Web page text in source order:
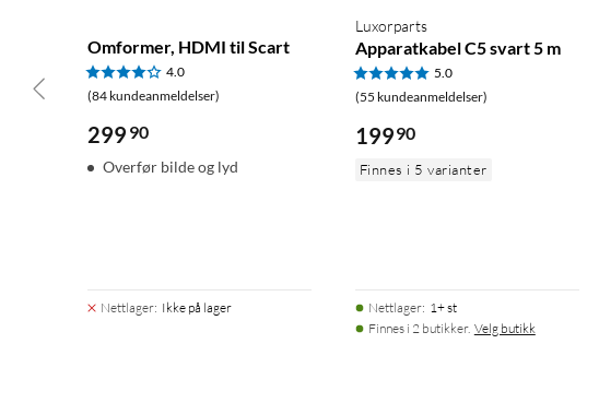
Omformer, HDMI til Scart
4.0
(84 kundeanmeldelser)
299 90
Overfør bilde og lyd
Nettlager: Ikke på lager
Luxorparts
Apparatkabel C5 svart 5 m
5.0
(55 kundeanmeldelser)
19990
Finnes i 5 varianter
Nettlager: 1+ st
Finnes i 2 butikker. Velg butikk